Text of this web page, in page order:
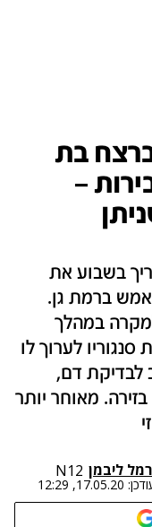
בת
–
בשבוע את
ברמת גן.
למקרה במהלך
לערוך לו
לבדיקת דם,
מאוחר יותר
ליבמן N12
17.05.20, 12:29